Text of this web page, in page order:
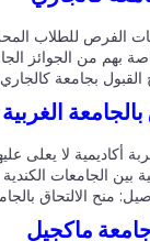
للطلاب
من الجوائز
بجامعة كالجاري
لا يعلى عليها.
الكندية
منح الالتحاق بالجامعة